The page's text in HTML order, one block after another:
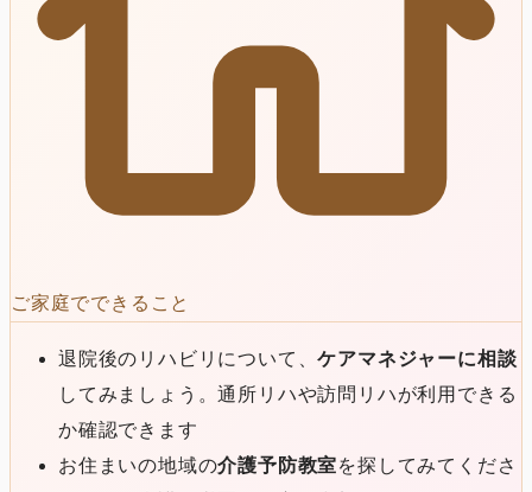
ご家庭でできること
退院後のリハビリについて、ケアマネジャーに相談
してみましょう。通所リハや訪問リハが利用できる
か確認できます
お住まいの地域の介護予防教室を探してみてくださ